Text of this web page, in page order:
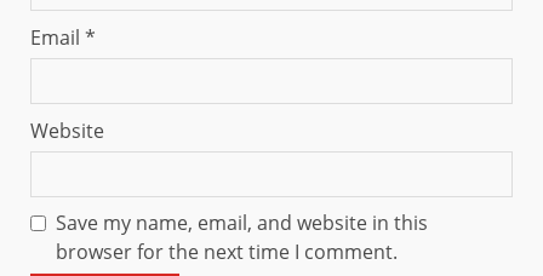
Email *
Website
Save my name, email, and website in this
browser for the next time I comment.